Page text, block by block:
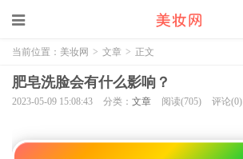
当前位置： 美妆网 > 文章 > 正文
肥皂洗脸会有什么影响？
2023-05-09 15:08:43 分类： 文章 阅读(705) 评论(0)